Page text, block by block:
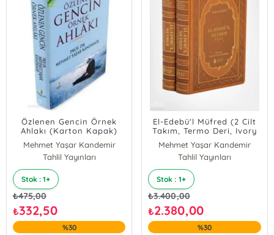
Özlenen Gencin Örnek
Ahlakı (Karton Kapak)
Mehmet Yaşar Kandemir
Tahlil Yayınları
Stok : 1+
₺475,00
₺332,50
%30
El-Edebü'l Müfred (2 Cilt
Takım, Termo Deri, Ivory
Mehmet Yaşar Kandemir
Tahlil Yayınları
Stok : 1+
₺3.400,00
₺2.380,00
%30